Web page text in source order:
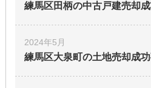
練馬区田柄の中古戸建売却
2024年5月
練馬区大泉町の土地売却成